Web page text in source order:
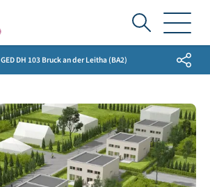
Ich
suche...
GED DH 103 Bruck an der Leitha (BA2) Share